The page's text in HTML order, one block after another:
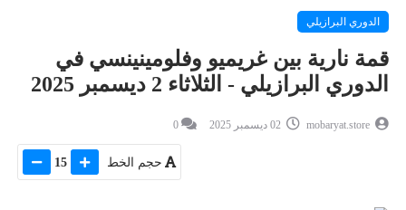
الدوري البرازيلي
قمة نارية بين غريميو وفلومينينسي في
الدوري البرازيلي - الثلاثاء 2 ديسمبر 2025
mobaryat.store
0
حجم الخط 15